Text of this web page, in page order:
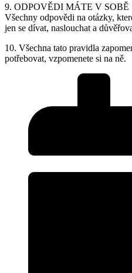
9. ODPOVĚDI MÁTE V SOBĚ
Všechny odpovědi na otázky,
jen se dívat, naslouchat a
10. Všechna tato pravidla
potřebovat, vzpomenete si na ně.